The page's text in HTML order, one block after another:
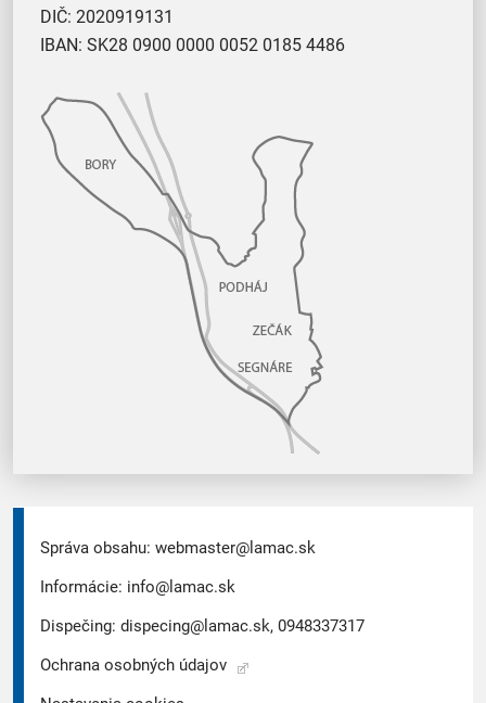
DIČ: 2020919131
IBAN: SK28 0900 0000 0052 0185 4486
Správa obsahu: webmaster@lamac.sk
Informácie: info@lamac.sk
Dispečing: dispecing@lamac.sk, 0948337317
Ochrana osobných údajov